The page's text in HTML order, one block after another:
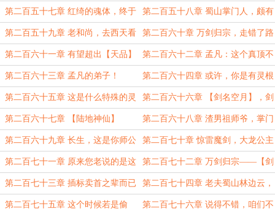
释！！！ 了
第二百五十七章 红绮的魂体，终于
修成了
第二百五十八章 蜀山掌门人，颇有
魔道风范
第二百五十九章 老和尚，去西天看
佛祖吧？
第二百六十章 万剑归宗，走错了路
第二百六十一章 有望超出【天品】
的剑法
第二百六十二章 孟凡：这个真顶不
住
第二百六十三章 孟凡的弟子！ 第二百六十四章 或许，你是有灵根
的
第二百六十五章 这是什么特殊的灵
根？
第二百六十六章 【剑名空月】，剑
煞记忆
第二百六十七章 【陆地神仙】 第二百六十八章 渣男祖师爷，掌门
林惊鸿
第二百六十九章 长生，这是你师公 第二百七十章 惊雷魔剑，大龙公主
第二百七十一章 原来您老说的是这
种欺负
第二百七十二章 万剑归宗——【剑
一】
第二百七十三章 插标卖首之辈而已 第二百七十四章 老夫蜀山林边云，
今日……
第二百七十五章 这个时候若是偷 第二百七十六章 说得不错，咱们不